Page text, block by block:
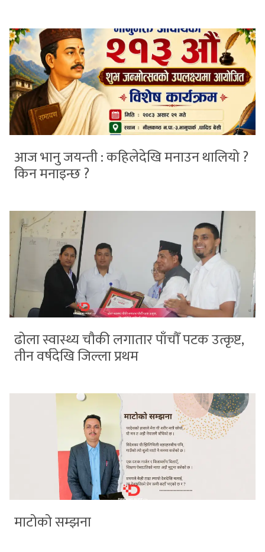
आज भानु जयन्ती : कहिलेदेखि मनाउन थालियो ?
किन मनाइन्छ ?
ढोला स्वास्थ्य चौकी लगातार पाँचौँ पटक उत्कृष्ट,
तीन वर्षदेखि जिल्ला प्रथम
माटोको सम्झना